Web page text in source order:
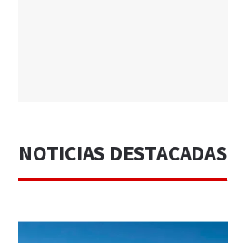
NOTICIAS DESTACADAS